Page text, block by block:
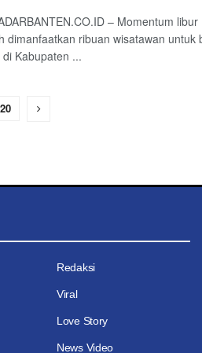
– Momentum
dimanfaatkan ribuan wisatawan untuk
Kabupaten ...
20
Redaksi
Viral
Love Story
News Video